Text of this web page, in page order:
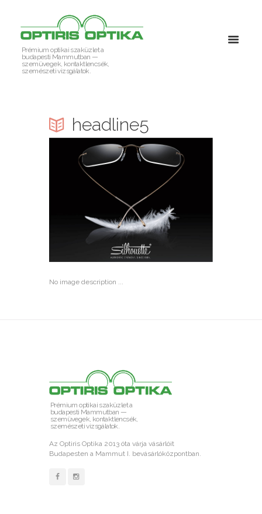
Prémium optikai szaküzlet a
budapesti Mammutban —
szemüvegek, kontaktlencsék,
szemészeti vizsgálatok.
headline5
No image description ...
Prémium optikai szaküzlet a
budapesti Mammutban —
szemüvegek, kontaktlencsék,
szemészeti vizsgálatok.
Az Optiris Optika 2013 óta várja vásárlóit
Budapesten a Mammut I. bevásárlóközpontban.